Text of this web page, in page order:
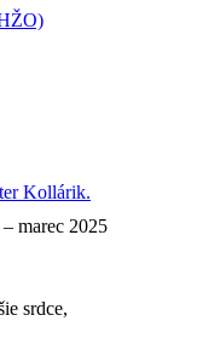
marec 2025
srdce,